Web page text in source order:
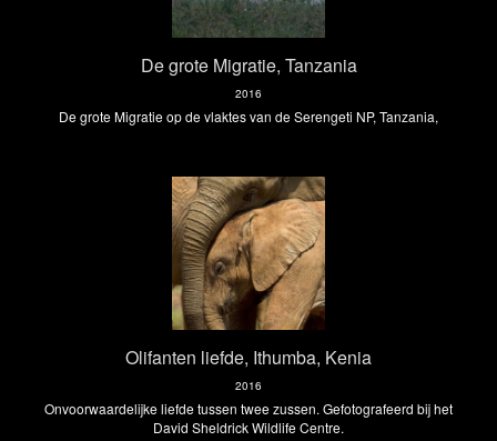
De grote Migratie, Tanzania
2016
De grote Migratie op de vlaktes van de Serengeti NP, Tanzania,
Olifanten liefde, Ithumba, Kenia
2016
Onvoorwaardelijke liefde tussen twee zussen. Gefotografeerd bij het
David Sheldrick Wildlife Centre.